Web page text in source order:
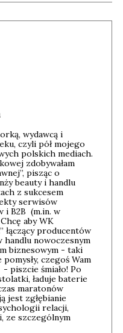
wydawcą i
czyli pół mojego
polskich mediach.
zdobywałam
pisząc o
beauty i handlu
z sukcesem
serwisów
i B2B (m.in. w
aby WK
łączący producentów
handlu nowoczesnym
biznesowym - taki
czegoś Wam
piszcie śmiało! Po
ładuje baterie
maratonów
jest zgłębianie
relacji,
ze szczególnym